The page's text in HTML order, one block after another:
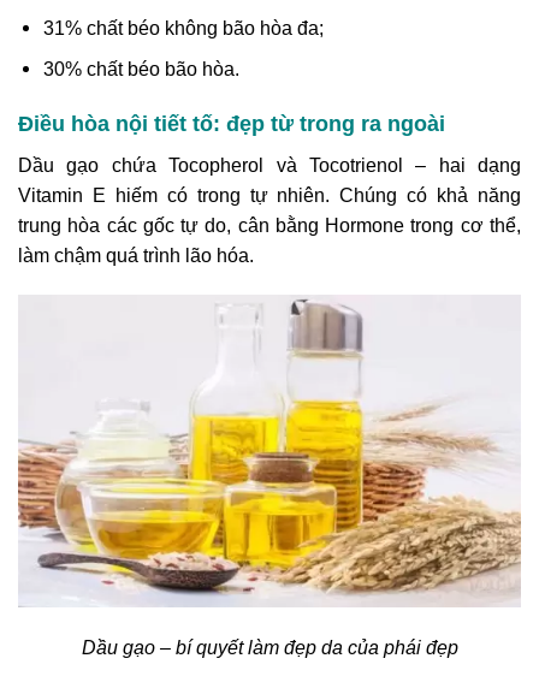
31% chất béo không bão hòa đa;
30% chất béo bão hòa.
Điều hòa nội tiết tố: đẹp từ trong ra ngoài
Dầu gạo chứa Tocopherol và Tocotrienol – hai dạng
Vitamin E hiếm có trong tự nhiên. Chúng có khả năng
trung hòa các gốc tự do, cân bằng Hormone trong cơ thể,
làm chậm quá trình lão hóa.
Dầu gạo – bí quyết làm đẹp da của phái đẹp